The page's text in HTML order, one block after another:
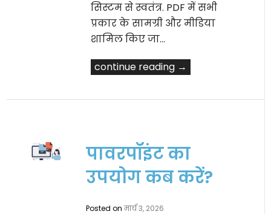
सिस्टम से स्वतंत्र. PDF में सभी
प्रकार के सामग्री और मीडिया
शामिल किए जा…
continue reading →
पावरपॉइंट का
उपयोग कब करें?
Posted onमार्च 3, 2026